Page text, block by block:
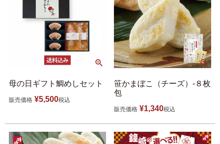
鯛めしの素
シープロテイン
10BAR(テンバー)
牛たん かねざき 牛たん メンチ
母の日ギフト鯛めしセット
販売価格 ¥5,500税込
笹かまぼこ（チーズ）-８枚
包
販売価格 ¥1,340税込